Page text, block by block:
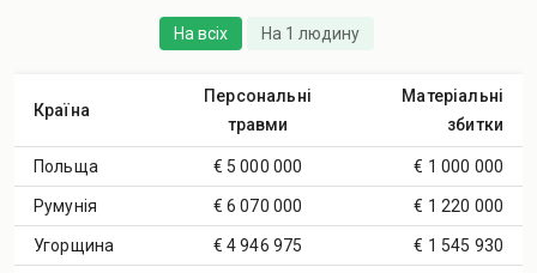
На всіх На 1 людину
Країна
Персональні
травми
Матеріальні
збитки
Польща € 5 000 000 € 1 000 000
Румунія € 6 070 000 € 1 220 000
Угорщина € 4 946 975 € 1 545 930